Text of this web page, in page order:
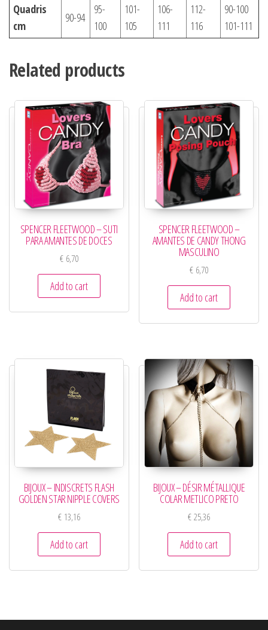
Quadris
cm
90-94
95-
100
101-
105
106-
111
112-
116
90-100
101-111
Related products
SPENCER FLEETWOOD – SUTI
PARA AMANTES DE DOCES
€6,70
Add to cart
SPENCER FLEETWOOD –
AMANTES DE CANDY THONG
MASCULINO
€ 6,70
Add to cart
BIJOUX – INDISCRETS FLASH
GOLDEN STAR NIPPLE COVERS
€13,16
Add to cart
BIJOUX – DÉSIR MÉTALLIQUE
COLAR METLICO PRETO
€25,36
Add to cart